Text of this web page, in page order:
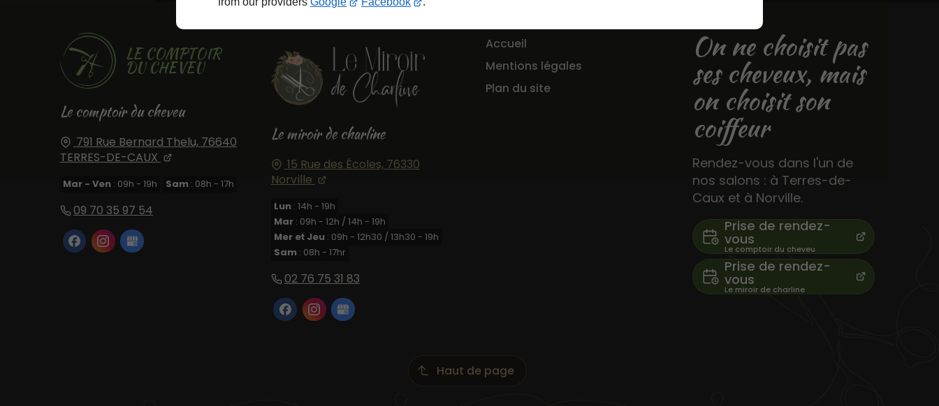
LE COMPTOIR
DU CHEVEU
Le comptoir du cheveu
791 Rue Bernard Thelu, 76640
TERRES-DE-CAUX
Mar - Ven : 09h - 19h Sam : 08h - 17h
09 70 35 97 54
Le miroir de charline
15 Rue des Écoles, 76330
Norville
Lun : 14h - 19h
Mar: 09h - 12h / 14h - 19h
Mer et Jeu : 09h - 12h30 / 13h30 - 19h
Sam : 08h - 17hr
02 76 75 31 83
Accueil
Mentions légales
Plan du site
On ne choisit pas
ses cheveux, mais
on choisit son
coiffeur
Rendez-vous dans l'un de
nos salons : à Terres-de-
Caux et à Norville.
Prise de rendez-
vous
Prise de rendez-
vous
Haut de page